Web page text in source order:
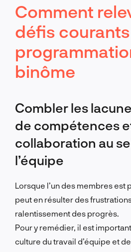
Comment
défis
binôme
Combler les
de compétences
collaboration au
l’équipe
Lorsque l’un des membres est
peut en résulter des
ralentissement des progrès.
Pour y remédier, il est
culture du travail d’équipe et